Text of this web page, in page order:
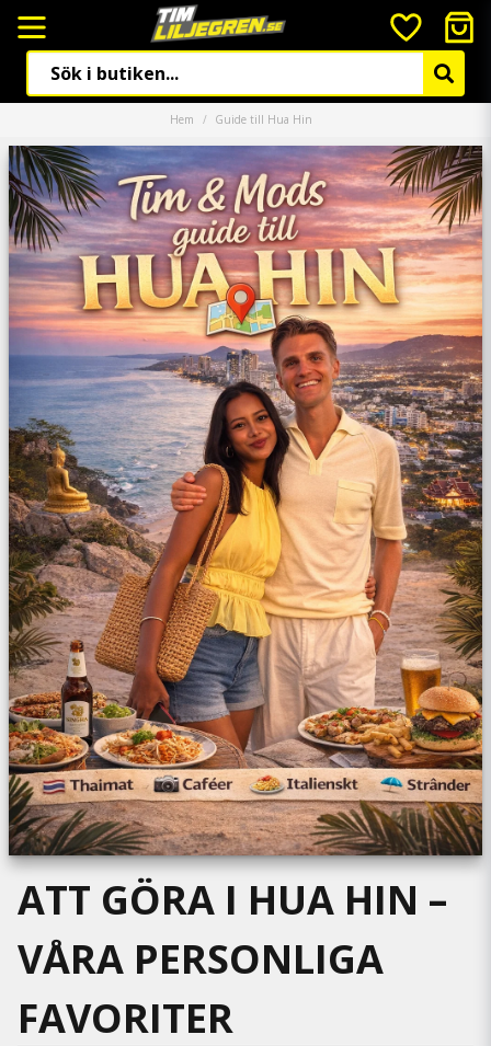
Hem Guide till Hua Hin
ATT GÖRA I HUA HIN –
VÅRA PERSONLIGA
FAVORITER